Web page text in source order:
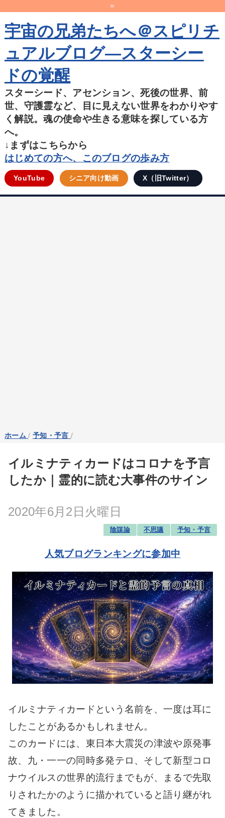
=
宇宙の兄弟たちへ＠スピリチ
ュアルブログ―スターシー
ドの覚醒
スターシード、アセンション、死後の世界、前
世、守護霊など、目に見えない世界をわかりやす
く解説。魂の使命や生きる意味を探している方
へ。
↓まずはこちらから
はじめての方へ、このブログの歩み方
YouTube シニア向け動画 X（旧Twitter）
ホーム / 予知・予言 /
イルミナティカードはコロナを予言
したか｜霊的に読む大事件のサイン
2020年6月2日火曜日
陰謀論 不思議 予知・予言
人気ブログランキングに参加中
イルミナティカードという名前を、一度は耳に
したことがあるかもしれません。
このカードには、東日本大震災の津波や原発事
故、九・一一の同時多発テロ、そして新型コロ
ナウイルスの世界的流行までもが、まるで先取
りされたかのように描かれていると語り継がれ
てきました。